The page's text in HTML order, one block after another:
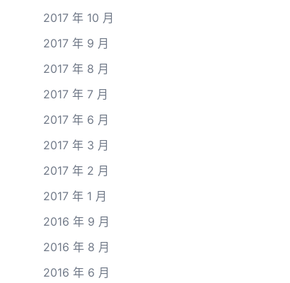
2017 年 10 月
2017 年 9 月
2017 年 8 月
2017 年 7 月
2017 年 6 月
2017 年 3 月
2017 年 2 月
2017 年 1 月
2016 年 9 月
2016 年 8 月
2016 年 6 月